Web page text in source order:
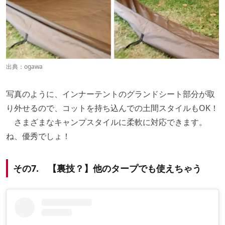
出典： ogawa
写真のように、インナーテントのグランドシート部分が取
り外せるので、コットを持ち込んでの土間スタイルもOK！
さまざまなキャンプスタイルに柔軟に対応できます。
ね、優秀でしょ！
その7. 【裏技？】他のタープでも使えちゃう